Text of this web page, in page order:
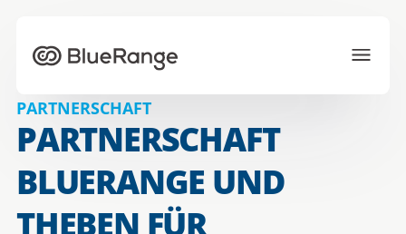
Lösungen
Projekte
Eco-System
Aktuelles
Über uns
PARTNERSCHAFT
PARTNERSCHAFT
BLUERANGE UND
THEBEN FÜR